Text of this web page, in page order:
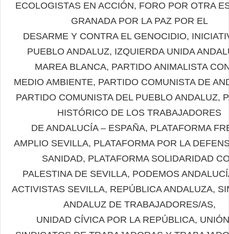
ECOLOGISTAS EN ACCIÓN, FORO POR OTRA
GRANADA POR LA PAZ POR EL
DESARME Y CONTRA EL GENOCIDIO,
PUEBLO ANDALUZ, IZQUIERDA UNIDA
MAREA BLANCA, PARTIDO ANIMALISTA
MEDIO AMBIENTE, PARTIDO COMUNISTA DE
PARTIDO COMUNISTA DEL PUEBLO ANDALUZ,
HISTÓRICO DE LOS TRABAJADORES
DE ANDALUCÍA – ESPAÑA, PLATAFORMA
AMPLIO SEVILLA, PLATAFORMA POR LA
SANIDAD, PLATAFORMA SOLIDARIDAD
PALESTINA DE SEVILLA, PODEMOS
ACTIVISTAS SEVILLA, REPÚBLICA ANDALUZA,
ANDALUZ DE TRABAJADORES/AS,
UNIDAD CÍVICA POR LA REPÚBLICA,